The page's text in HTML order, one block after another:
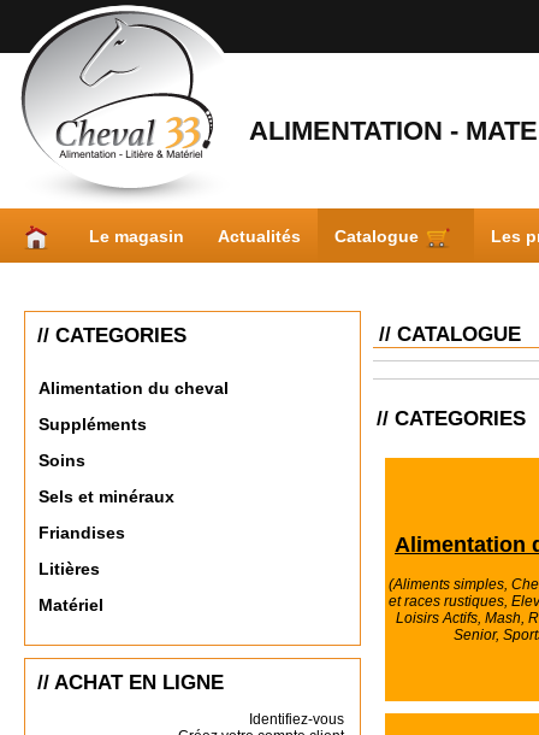
ALIMENTATION -
Le magasin Actualités Catalogue Les
// CATEGORIES
Alimentation du cheval
Suppléments
Soins
Sels et minéraux
Friandises
Litières
Matériel
// ACHAT EN LIGNE
Identifiez-vous
// CATALOGUE
// CATEGORIES
Alimentation
(Aliments simples,
et races rustiques,
Loisirs Actifs, Mash,
Senior,